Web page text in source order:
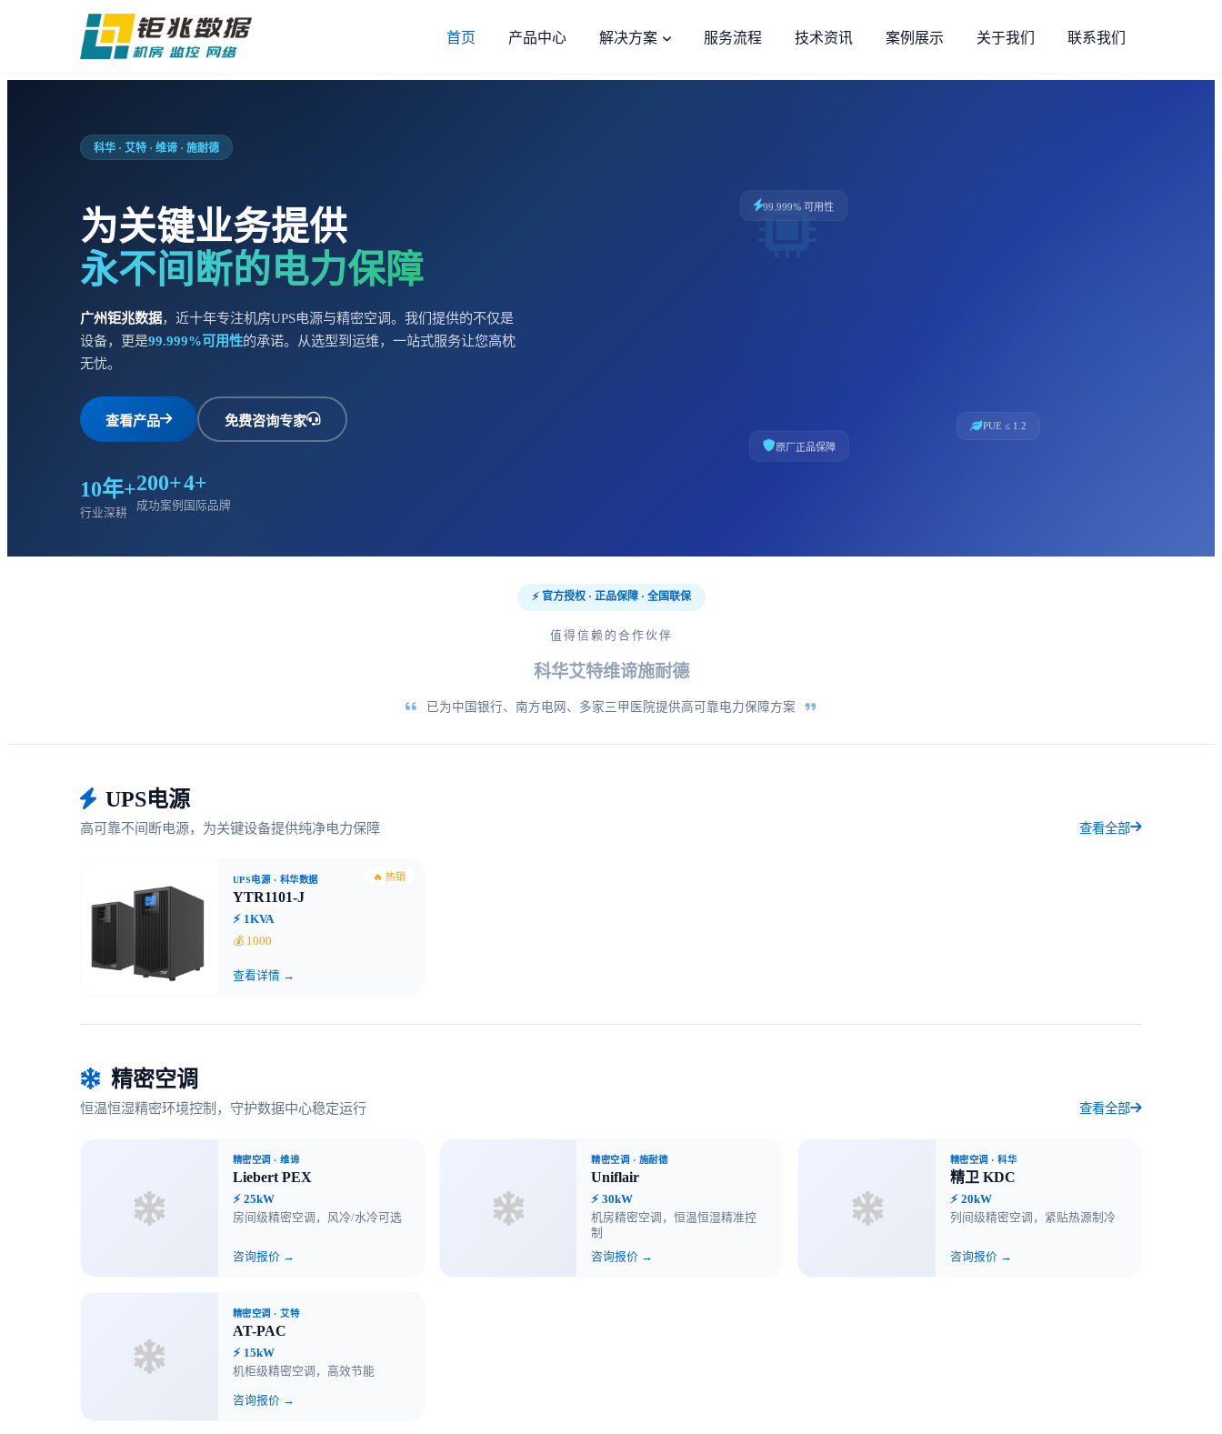
首页 产品中心 解决方案 服务流程 技术资讯 案例展示 关于我们 联系我们
科华 · 艾特 · 维谛 · 施耐德
为关键业务提供
永不间断的电力保障
广州钜兆数据，近十年专注机房UPS电源与精密空调。我们提供的不仅是
设备，更是99.999%可用性的承诺。从选型到运维，一站式服务让您高枕
无忧。
查看产品 免费咨询专家
10年+
行业深耕
200+
成功案例
4+
国际品牌
99.999% 可用性
PUE ≤ 1.2
原厂正品保障
⚡ 官方授权 · 正品保障 · 全国联保
值得信赖的合作伙伴
科华艾特维谛施耐德
已为中国银行、南方电网、多家三甲医院提供高可靠电力保障方案
UPS电源
高可靠不间断电源，为关键设备提供纯净电力保障 查看全部
🔥 热销
UPS电源 · 科华数据
YTR1101-J
⚡ 1KVA
💰 1000
查看详情 →
精密空调
恒温恒湿精密环境控制，守护数据中心稳定运行 查看全部
精密空调 · 维谛
Liebert PEX
⚡ 25kW
房间级精密空调，风冷/水冷可选
咨询报价 →
精密空调 · 施耐德
Uniflair
⚡ 30kW
机房精密空调，恒温恒湿精准控
制
咨询报价 →
精密空调 · 科华
精卫 KDC
⚡ 20kW
列间级精密空调，紧贴热源制冷
咨询报价 →
精密空调 · 艾特
AT-PAC
⚡ 15kW
机柜级精密空调，高效节能
咨询报价 →